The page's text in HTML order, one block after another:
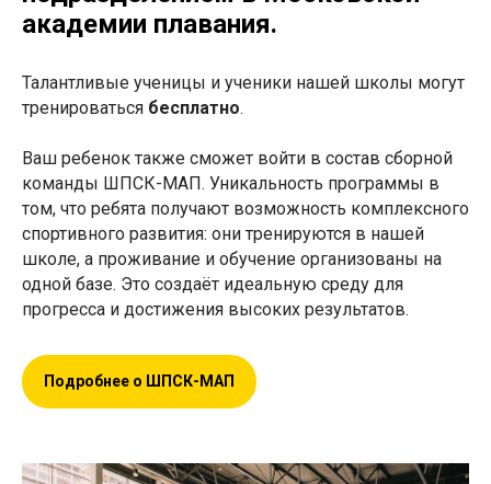
академии плавания.
Талантливые ученицы и ученики нашей школы могут
тренироваться бесплатно.
Ваш ребенок также сможет войти в состав сборной
команды ШПСК-МАП. Уникальность программы в
том, что ребята получают возможность комплексного
спортивного развития: они тренируются в нашей
школе, а проживание и обучение организованы на
одной базе. Это создаёт идеальную среду для
прогресса и достижения высоких результатов.
Подробнее о ШПСК-МАП